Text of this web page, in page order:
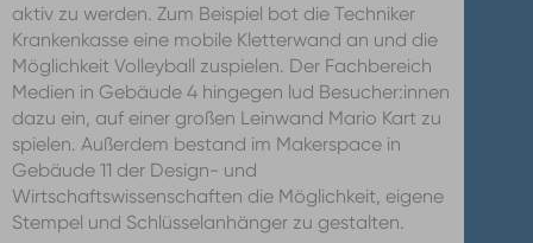
aktiv zu werden. Zum Beispiel bot die Techniker
Krankenkasse eine mobile Kletterwand an und die
Möglichkeit Volleyball zuspielen. Der Fachbereich
Medien in Gebäude 4 hingegen lud Besucher:innen
dazu ein, auf einer großen Leinwand Mario Kart zu
spielen. Außerdem bestand im Makerspace in
Gebäude 11 der Design- und
Wirtschaftswissenschaften die Möglichkeit, eigene
Stempel und Schlüsselanhänger zu gestalten.